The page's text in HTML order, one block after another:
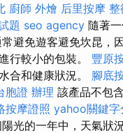
廚師 外燴 后里按摩 整
題 seo agency 隨著
避免遊客避免坎昆，
行較小的包裝。 豐原
合和健康狀況。 腳底
胞證 辦理 該產品不包
按摩證照 yahoo關鍵字
光的一年中，天氣狀